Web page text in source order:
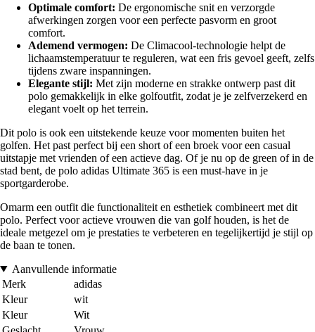
Optimale comfort: De ergonomische snit en verzorgde
afwerkingen zorgen voor een perfecte pasvorm en groot
comfort.
Ademend vermogen: De Climacool-technologie helpt de
lichaamstemperatuur te reguleren, wat een fris gevoel geeft, zelfs
tijdens zware inspanningen.
Elegante stijl: Met zijn moderne en strakke ontwerp past dit
polo gemakkelijk in elke golfoutfit, zodat je je zelfverzekerd en
elegant voelt op het terrein.
Dit polo is ook een uitstekende keuze voor momenten buiten het
golfen. Het past perfect bij een short of een broek voor een casual
uitstapje met vrienden of een actieve dag. Of je nu op de green of in de
stad bent, de polo adidas Ultimate 365 is een must-have in je
sportgarderobe.
Omarm een outfit die functionaliteit en esthetiek combineert met dit
polo. Perfect voor actieve vrouwen die van golf houden, is het de
ideale metgezel om je prestaties te verbeteren en tegelijkertijd je stijl op
de baan te tonen.
Aanvullende informatie
Merk
adidas
Kleur
wit
Kleur
Wit